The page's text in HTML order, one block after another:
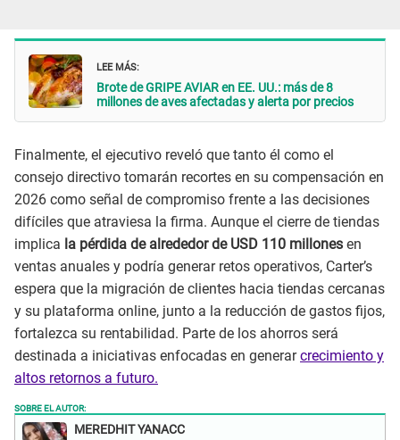
LEE MÁS:
Brote de GRIPE AVIAR en EE. UU.: más de 8
millones de aves afectadas y alerta por precios
Finalmente, el ejecutivo reveló que tanto él como el
consejo directivo tomarán recortes en su compensación en
2026 como señal de compromiso frente a las decisiones
difíciles que atraviesa la firma. Aunque el cierre de tiendas
implica la pérdida de alrededor de USD 110 millones en
ventas anuales y podría generar retos operativos, Carter’s
espera que la migración de clientes hacia tiendas cercanas
y su plataforma online, junto a la reducción de gastos fijos,
fortalezca su rentabilidad. Parte de los ahorros será
destinada a iniciativas enfocadas en generarcrecimiento y
altos retornos a futuro.
SOBRE EL AUTOR:
MEREDHIT YANACC